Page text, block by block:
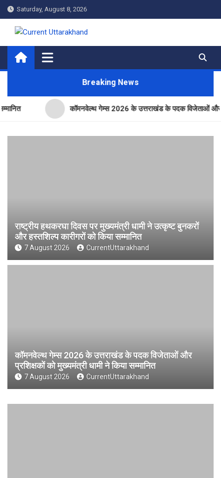
Skip
to
content
Saturday, August 8, 2026
Current Uttarakhand
Breaking News
कॉमनवेल्थ गेम्स 2026 के उत्तराखंड के पदक विजेताओं और प्रशिक्षकों
राष्ट्रीय हथकरघा दिवस पर मुख्यमंत्री धामी ने उत्कृष्ट बुनकरों
और हस्तशिल्प कारीगरों को किया सम्मानित
7 August 2026 CurrentUttarakhand
कॉमनवेल्थ गेम्स 2026 के उत्तराखंड के पदक विजेताओं और
प्रशिक्षकों को मुख्यमंत्री धामी ने किया सम्मानित
7 August 2026 CurrentUttarakhand